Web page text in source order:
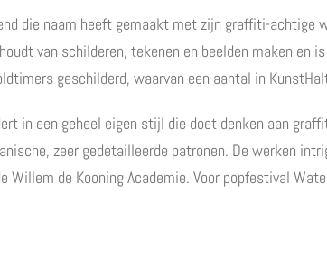
die naam heeft gemaakt met zijn graffiti-achtige
van schilderen, tekenen en beelden maken en
geschilderd, waarvan een aantal in
in een geheel eigen stijl die doet denken aan
zeer gedetailleerde patronen. De werken
Willem de Kooning Academie. Voor popfestival